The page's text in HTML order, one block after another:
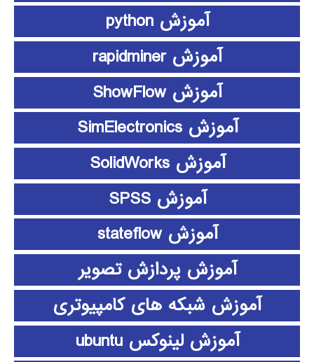
آموزش python
آموزش rapidminer
آموزش ShowFlow
آموزش SimElectronics
آموزش SolidWorks
آموزش SPSS
آموزش stateflow
آموزش پردازش تصویر
آموزش شبکه های کامپیوتری
آموزش لینوکس ubuntu